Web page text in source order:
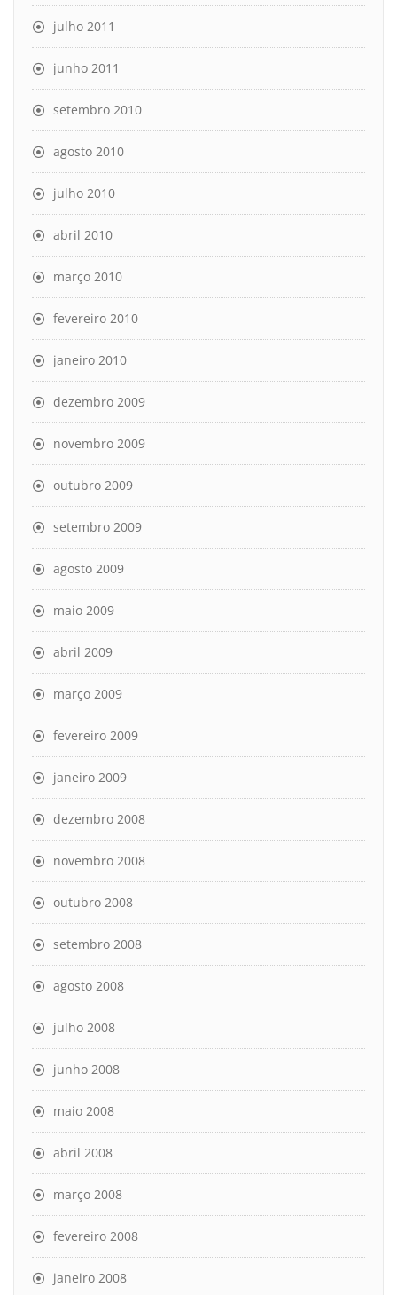
julho 2011
junho 2011
setembro 2010
agosto 2010
julho 2010
abril 2010
março 2010
fevereiro 2010
janeiro 2010
dezembro 2009
novembro 2009
outubro 2009
setembro 2009
agosto 2009
maio 2009
abril 2009
março 2009
fevereiro 2009
janeiro 2009
dezembro 2008
novembro 2008
outubro 2008
setembro 2008
agosto 2008
julho 2008
junho 2008
maio 2008
abril 2008
março 2008
fevereiro 2008
janeiro 2008